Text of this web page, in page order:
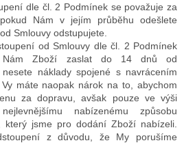
dle čl. 2 Podmínek se považuje za
Nám v jejím průběhu odešlete
Smlouvy odstupujete.
od Smlouvy dle čl. 2 Podmínek
Nám Zboží zaslat do 14 dnů od
náklady spojené s navrácením
máte naopak nárok na to, abychom
za dopravu, avšak pouze ve výši
nabízenému způsobu
který jsme pro dodání Zboží nabízeli.
z důvodu, že My porušíme